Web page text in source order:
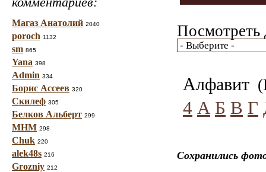
Магаз Анатолий 2040
poroch 1132
sm 865
Yana 398
Admin 334
Борис Ассеев 320
Скилеф 305
Белков Альберт 299
МНМ 298
Chuk 220
alek48s 216
Grozniy 212
Посмотреть
Алфавит
4 А Б В Г
Сохранились